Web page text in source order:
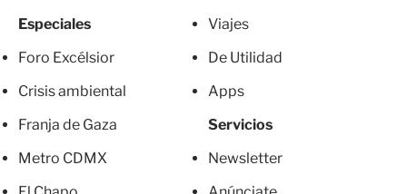
Especiales
Foro Excélsior
Crisis ambiental
Franja de Gaza
Metro CDMX
Viajes
De Utilidad
Apps
Servicios
Newsletter